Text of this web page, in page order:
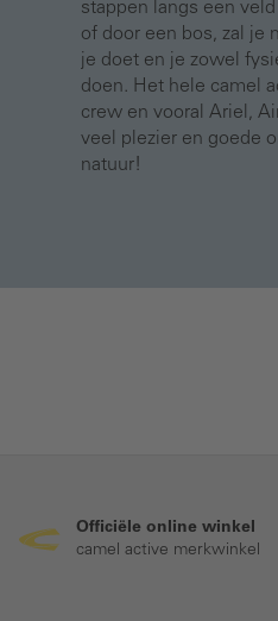
stappen langs een
of door een bos, zal je
je doet en je zowel
doen. Het hele camel
crew en vooral Ariel,
veel plezier en goede
natuur!
Officiële online winkel
camel active merkwinkel